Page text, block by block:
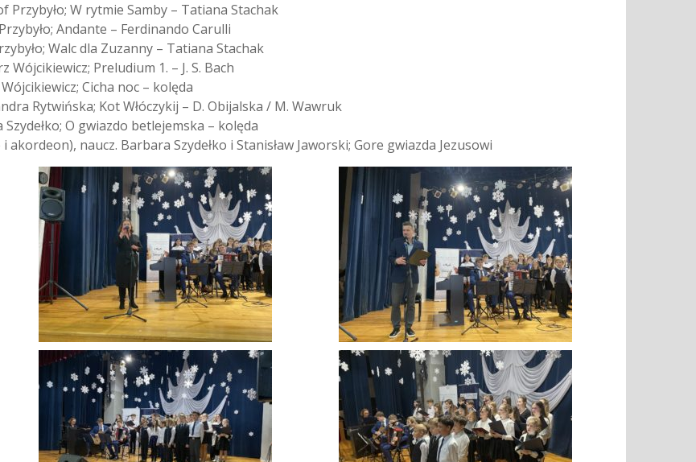
W rytmie Samby – Tatiana Stachak
Andante – Ferdinando Carulli
Walc dla Zuzanny – Tatiana Stachak
Preludium 1. – J. S. Bach
Cicha noc – kolęda
Rytwińska; Kot Włóczykij – D. Obijalska / M. Wawruk
O gwiazdo betlejemska – kolęda
naucz. Barbara Szydełko i Stanisław Jaworski; Gore gwiazda Jezusowi